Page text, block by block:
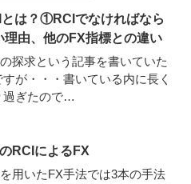
は？①RCIでなければなら
理由、他のFX指標との違い
探求という記事を書いていた
すが・・・書いている内に長く
過ぎたので…
RCIによるFX
用いたFX手法では3本の手法